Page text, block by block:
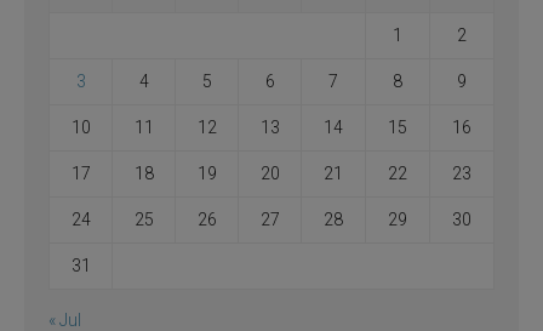
1 2
3 4 5 6 7 8 9
10 11 12 13 14 15 16
17 18 19 20 21 22 23
24 25 26 27 28 29 30
31
« Jul